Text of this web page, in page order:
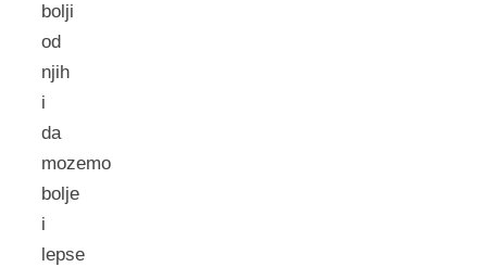
bolji
od
njih
i
da
mozemo
bolje
i
lepse